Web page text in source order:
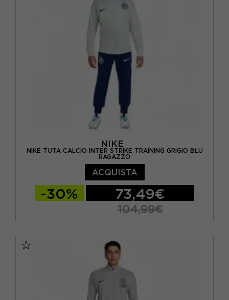
NIKE
NIKE TUTA CALCIO INTER STRIKE TRAINING GRIGIO BLU
RAGAZZO
ACQUISTA
-30% 73,49€
104,99€